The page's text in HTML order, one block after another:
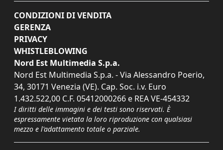
CONDIZIONI DI VENDITA
GERENZA
PRIVACY
WHISTLEBLOWING
Nord Est Multimedia S.p.a.
Nord Est Multimedia S.p.a. - Via Alessandro Poerio,
34, 30171 Venezia (VE). Cap. Soc. i.v. Euro
1.432.522,00 C.F. 05412000266 e REA VE-454332
I diritti delle immagini e dei testi sono riservati. È
espressamente vietata la loro riproduzione con qualsiasi
mezzo e l'adattamento totale o parziale.